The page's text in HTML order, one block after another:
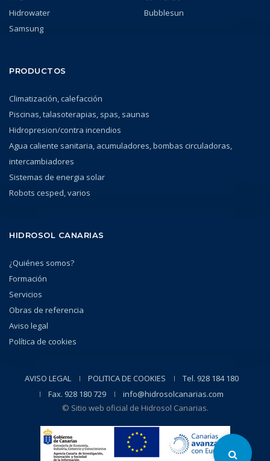
Hidrowater
Bubblesun
Samsung
PRODUCTOS
Climatización, calefacción
Piscinas, talasoterapias, spas, saunas
Hidropresion/contra incendios
Agua caliente sanitaria, acumuladores, bombas circuladoras,
intercambiadores
Sistemas de energia solar
Robots cesped, varios
HIDROSOL CANARIAS
¿Quiénes somos?
Formación
Servicios
Obras de referencia
Aviso legal
Política de cookies
AVISO LEGAL POLITICA DE COOKIES
Tel. 928 184 180
Fax. 928 180 729
info@hidrosolcanarias.com
© Sitio web oficial de Hidrosol Canarias.